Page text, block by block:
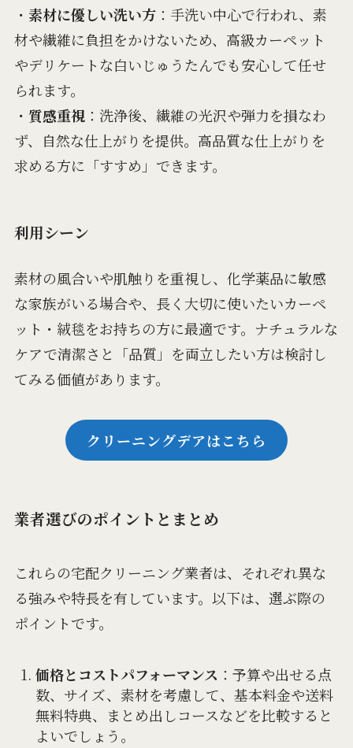
・ 素材に優しい洗い方：手洗い中心で行われ、素
材や繊維に負担をかけないため、高級カーペット
やデリケートな白いじゅうたんでも安心して任せ
られます。
・ 質感重視：洗浄後、繊維の光沢や弾力を損なわ
ず、自然な仕上がりを提供。高品質な仕上がりを
求める方に「すすめ」できます。
利用シーン
素材の風合いや肌触りを重視し、化学薬品に敏感
な家族がいる場合や、長く大切に使いたいカーペ
ット・絨毯をお持ちの方に最適です。ナチュラルな
ケアで清潔さと「品質」を両立したい方は検討し
てみる価値があります。
クリーニングデアはこちら
業者選びのポイントとまとめ
これらの宅配クリーニング業者は、それぞれ異な
る強みや特長を有しています。以下は、選ぶ際の
ポイントです。
価格とコストパフォーマンス ：予算や出せる点
数、サイズ、素材を考慮して、基本料金や送料
無料特典、まとめ出しコースなどを比較すると
よいでしょう。